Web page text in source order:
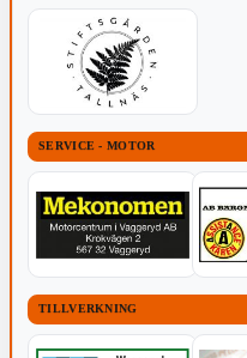
SERVICE - MOTOR
TILLVERKNING